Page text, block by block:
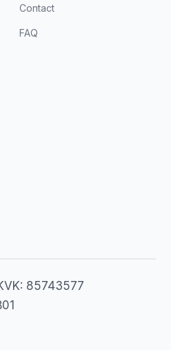
Contact
FAQ
85743577